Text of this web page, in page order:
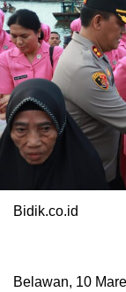
Bidik.co.id
Belawan, 10